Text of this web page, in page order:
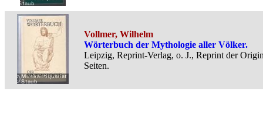
Vollmer, Wilhelm
Wörterbuch der Mythologie aller Völker.
Leipzig, Reprint-Verlag, o. J., Reprint der
Seiten.